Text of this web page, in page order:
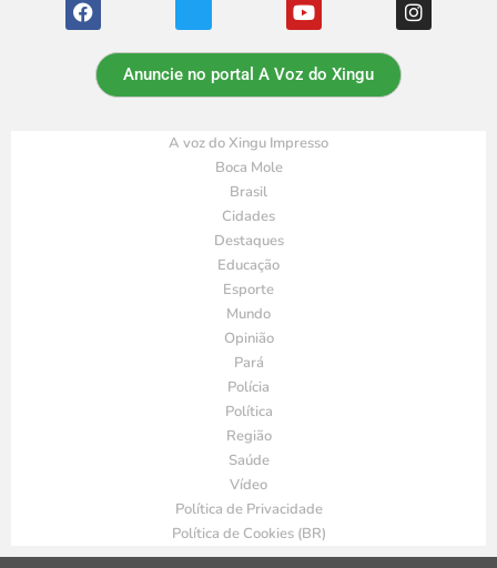
Anuncie no portal A Voz do Xingu
A voz do Xingu Impresso
Boca Mole
Brasil
Cidades
Destaques
Educação
Esporte
Mundo
Opinião
Pará
Polícia
Política
Região
Saúde
Vídeo
Política de Privacidade
Política de Cookies (BR)